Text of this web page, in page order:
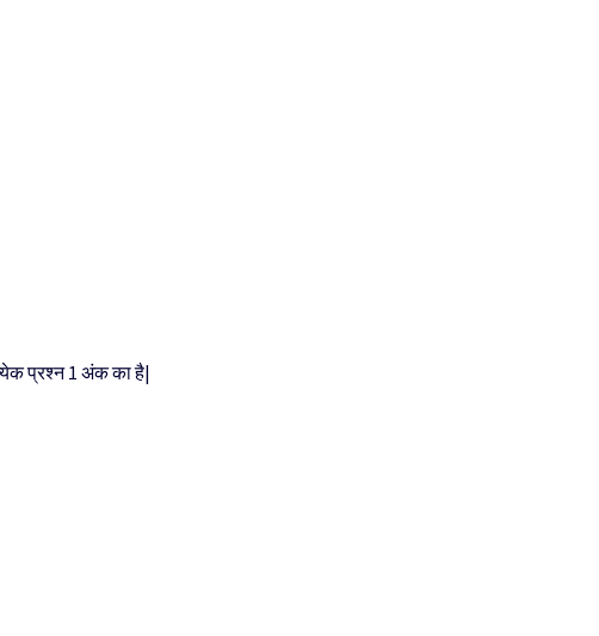
प्रश्न 1 अंक का है|